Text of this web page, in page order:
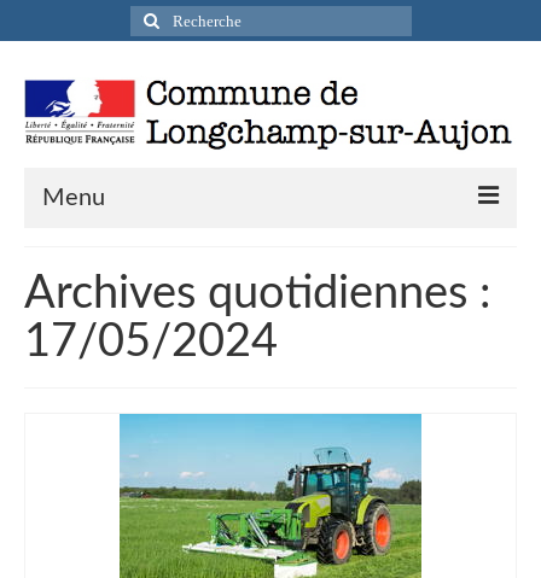
Rechercher
:
Menu
Infos pratiques
Présentation de la commune
Accueil en mairie
Longchamp-sur-Aujon en cartes postales
Accès / Transports
Tourisme
Archives quotidiennes :
17/05/2024